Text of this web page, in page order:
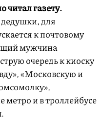
газету.
для
к почтовому
мужчина
очередь к киоску
«Московскую и
метро и в троллейбусе